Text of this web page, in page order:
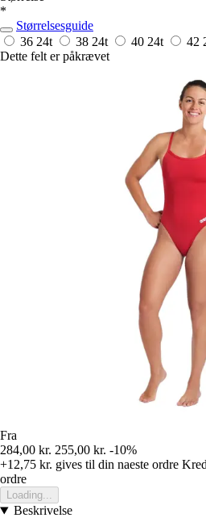
*
Størrelsesguide
36 24t 38 24t 40 24t 42
Dette felt er påkrævet
Fra
284,00 kr. 255,00 kr. -10%
+12,75 kr. gives til din naeste ordre
ordre
Loading...
Beskrivelse